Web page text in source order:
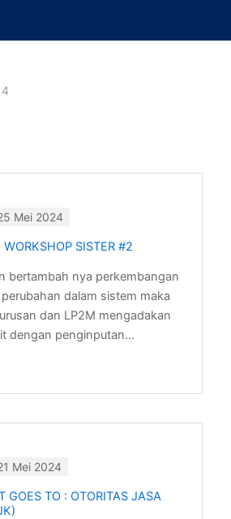
Mei 2024
SISTER #2
bertambah nya perkembangan
dalam sistem maka
dan LP2M mengadakan
dengan penginputan...
Mei 2024
GOES TO : OTORITAS JASA